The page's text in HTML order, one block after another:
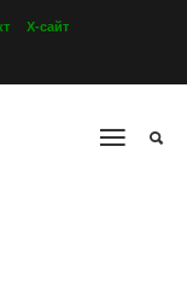
Х-сайт